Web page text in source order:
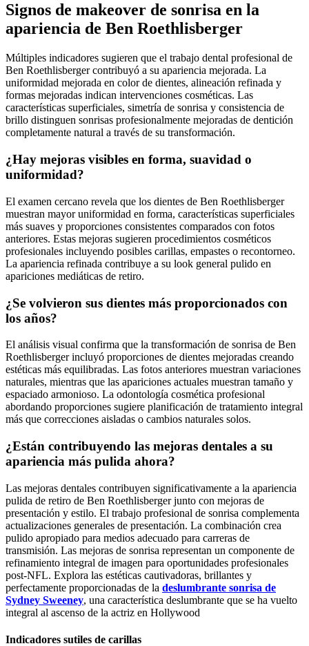
Signos de makeover de sonrisa en la
apariencia de Ben Roethlisberger
Múltiples indicadores sugieren que el trabajo dental profesional de
Ben Roethlisberger contribuyó a su apariencia mejorada. La
uniformidad mejorada en color de dientes, alineación refinada y
formas mejoradas indican intervenciones cosméticas. Las
características superficiales, simetría de sonrisa y consistencia de
brillo distinguen sonrisas profesionalmente mejoradas de dentición
completamente natural a través de su transformación.
¿Hay mejoras visibles en forma, suavidad o
uniformidad?
El examen cercano revela que los dientes de Ben Roethlisberger
muestran mayor uniformidad en forma, características superficiales
más suaves y proporciones consistentes comparados con fotos
anteriores. Estas mejoras sugieren procedimientos cosméticos
profesionales incluyendo posibles carillas, empastes o recontorneo.
La apariencia refinada contribuye a su look general pulido en
apariciones mediáticas de retiro.
¿Se volvieron sus dientes más proporcionados con
los años?
El análisis visual confirma que la transformación de sonrisa de Ben
Roethlisberger incluyó proporciones de dientes mejoradas creando
estéticas más equilibradas. Las fotos anteriores muestran variaciones
naturales, mientras que las apariciones actuales muestran tamaño y
espaciado armonioso. La odontología cosmética profesional
abordando proporciones sugiere planificación de tratamiento integral
más que correcciones aisladas o cambios naturales solos.
¿Están contribuyendo las mejoras dentales a su
apariencia más pulida ahora?
Las mejoras dentales contribuyen significativamente a la apariencia
pulida de retiro de Ben Roethlisberger junto con mejoras de
presentación y estilo. El trabajo profesional de sonrisa complementa
actualizaciones generales de presentación. La combinación crea
pulido apropiado para medios adecuado para carreras de
transmisión. Las mejoras de sonrisa representan un componente de
refinamiento integral de imagen para oportunidades profesionales
post-NFL. Explora las estéticas cautivadoras, brillantes y
perfectamente proporcionadas de la deslumbrante sonrisa de
Sydney Sweeney, una característica deslumbrante que se ha vuelto
integral al ascenso de la actriz en Hollywood
Indicadores sutiles de carillas